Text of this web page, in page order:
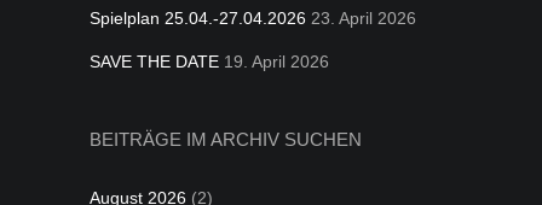
Spielplan 25.04.-27.04.2026 23. April 2026
SAVE THE DATE 19. April 2026
BEITRÄGE IM ARCHIV SUCHEN
August 2026 (2)